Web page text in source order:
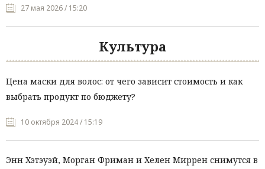
27 мая 2026 / 15:20
Культура
Цена маски для волос: от чего зависит стоимость и как
выбрать продукт по бюджету?
10 октября 2024 / 15:19
Энн Хэтэуэй, Морган Фриман и Хелен Миррен снимутся в